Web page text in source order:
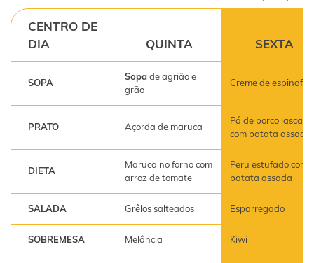
CENTRO DE
DIA
QUINTA SEXTA
SOPA
Sopade agrião e
grão
Creme de
PRATO Açorda de maruca
Pá de porco lascada
com batata assada
DIETA
Maruca no forno com
arroz de tomate
Peru estufado com
batata assada
SALADA Grêlos salteados Esparregado
SOBREMESA Melância Kiwi